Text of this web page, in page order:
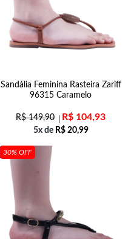
Sandália Feminina Rasteira Zariff
96315 Caramelo
R$149,90 R$ 104,93
5x de R$20,99
30% OFF